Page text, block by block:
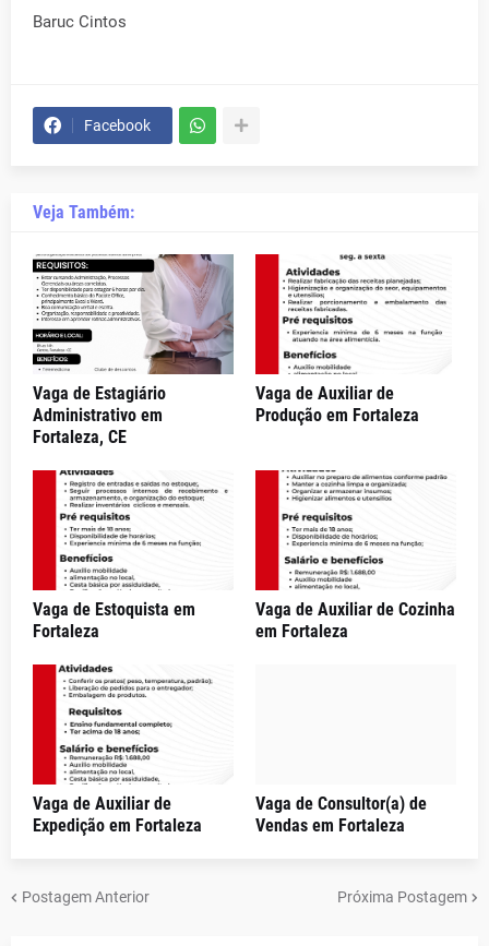
Baruc Cintos
Facebook
Veja Também:
Vaga de Estagiário
Administrativo em
Fortaleza, CE
Vaga de Auxiliar de
Produção em Fortaleza
Vaga de Estoquista em
Fortaleza
Vaga de Auxiliar de Cozinha
em Fortaleza
Vaga de Auxiliar de
Expedição em Fortaleza
Vaga de Consultor(a) de
Vendas em Fortaleza
Postagem Anterior Próxima Postagem